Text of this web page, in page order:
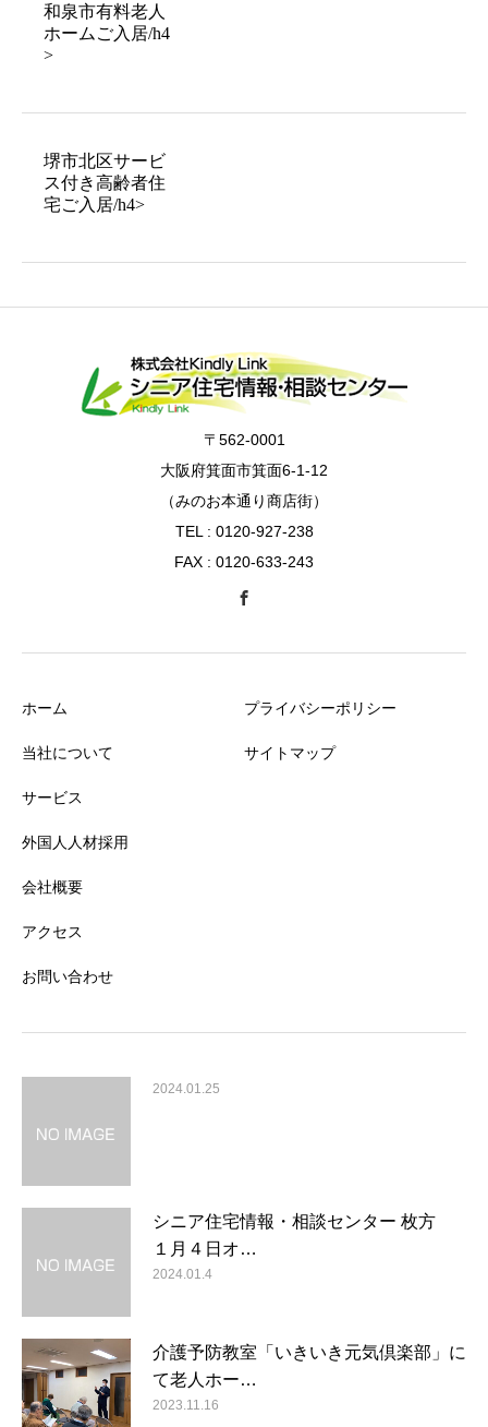
和泉市有料老人
ホームご入居/h4
>
堺市北区サービ
ス付き高齢者住
宅ご入居/h4>
〒562-0001
大阪府箕面市箕面6-1-12
（みのお本通り商店街）
TEL : 0120-927-238
FAX : 0120-633-243
ホーム
当社について
サービス
外国人人材採用
会社概要
アクセス
お問い合わせ
プライバシーポリシー
サイトマップ
2024.01.25
シニア住宅情報・相談センター 枚方
１月４日オ…
2024.01.4
介護予防教室「いきいき元気倶楽部」に
て老人ホー…
2023.11.16